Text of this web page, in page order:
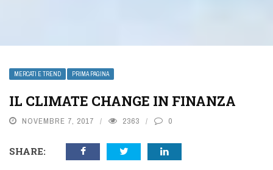
MERCATI E TREND PRIMA PAGINA
IL CLIMATE CHANGE IN FINANZA
NOVEMBRE 7, 2017 2363 0
SHARE: